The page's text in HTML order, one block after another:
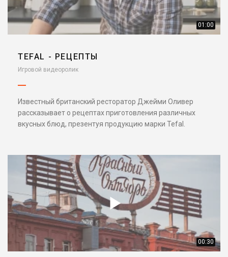
01:00
TEFAL - РЕЦЕПТЫ
Игровой видеоролик
Известный британский ресторатор Джейми Оливер
рассказывает о рецептах приготовления различных
вкусных блюд, презентуя продукцию марки Tefal.
00:30